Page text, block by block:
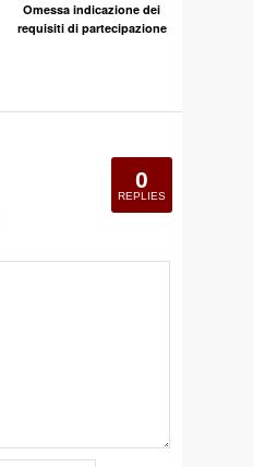
Omessa indicazione dei
requisiti di partecipazione
0
REPLIES